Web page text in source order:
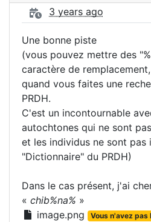
3 years ago
Une bonne piste
(vous pouvez mettre des
caractère de remplacement,
quand vous faites une
PRDH.
C'est un incontournable
autochtones qui ne sont
et les individus ne sont pas
"Dictionnaire" du PRDH)
Dans le cas présent, j'ai
« chib%na% »
image.png
Vous n'avez pas